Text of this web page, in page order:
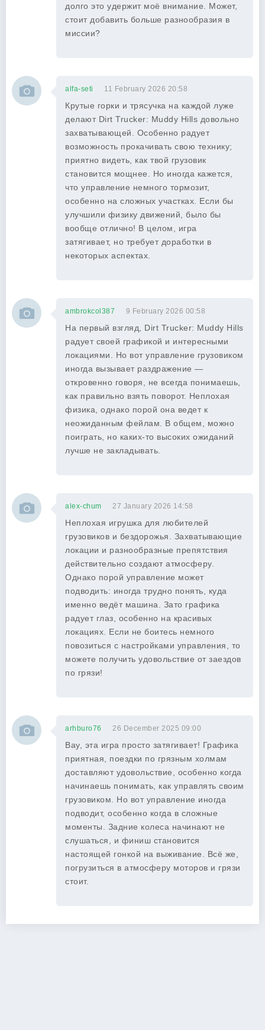
долго это удержит моё внимание. Может,
стоит добавить больше разнообразия в
миссии?
alfa-seti 11 February 2026 20:58
Крутые горки и трясучка на каждой луже
делают Dirt Trucker: Muddy Hills довольно
захватывающей. Особенно радует
возможность прокачивать свою технику;
приятно видеть, как твой грузовик
становится мощнее. Но иногда кажется,
что управление немного тормозит,
особенно на сложных участках. Если бы
улучшили физику движений, было бы
вообще отлично! В целом, игра
затягивает, но требует доработки в
некоторых аспектах.
ambrokcol387 9 February 2026 00:58
На первый взгляд, Dirt Trucker: Muddy Hills
радует своей графикой и интересными
локациями. Но вот управление грузовиком
иногда вызывает раздражение —
откровенно говоря, не всегда понимаешь,
как правильно взять поворот. Неплохая
физика, однако порой она ведет к
неожиданным фейлам. В общем, можно
поиграть, но каких-то высоких ожиданий
лучше не закладывать.
alex-chum 27 January 2026 14:58
Неплохая игрушка для любителей
грузовиков и бездорожья. Захватывающие
локации и разнообразные препятствия
действительно создают атмосферу.
Однако порой управление может
подводить: иногда трудно понять, куда
именно ведёт машина. Зато графика
радует глаз, особенно на красивых
локациях. Если не боитесь немного
повозиться с настройками управления, то
можете получить удовольствие от заездов
по грязи!
arhburo76 26 December 2025 09:00
Вау, эта игра просто затягивает! Графика
приятная, поездки по грязным холмам
доставляют удовольствие, особенно когда
начинаешь понимать, как управлять своим
грузовиком. Но вот управление иногда
подводит, особенно когда в сложные
моменты. Задние колеса начинают не
слушаться, и финиш становится
настоящей гонкой на выживание. Всё же,
погрузиться в атмосферу моторов и грязи
стоит.